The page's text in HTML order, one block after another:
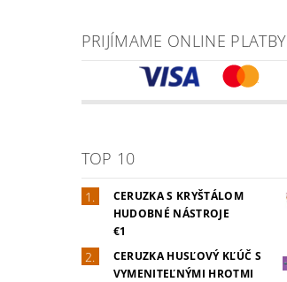
PRIJÍMAME ONLINE PLATBY
TOP 10
CERUZKA S KRYŠTÁLOM
HUDOBNÉ NÁSTROJE
€1
CERUZKA HUSĽOVÝ KĽÚČ S
VYMENITEĽNÝMI HROTMI